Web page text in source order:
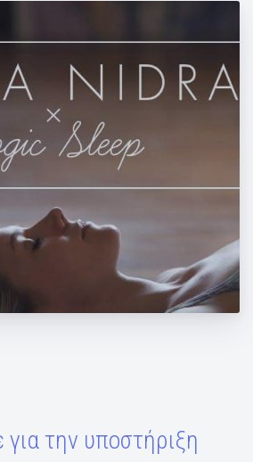
στο event της yoga
την υποστήριξη